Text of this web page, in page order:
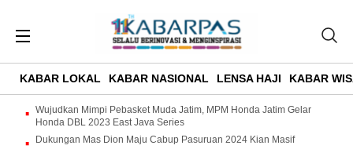
KABAR LOKAL KABAR NASIONAL LENSA HAJI KABAR
Wujudkan Mimpi Pebasket Muda Jatim, MPM Honda Jatim Gelar
Honda DBL 2023 East Java Series
Dukungan Mas Dion Maju Cabup Pasuruan 2024 Kian Masif